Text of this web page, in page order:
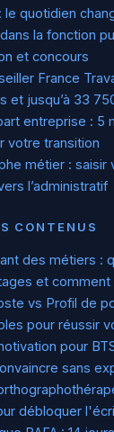
le quotidien
la fonction
et concours
France
et jusqu’à 33
entreprise : 5
votre transition
métier : saisir
l’administratif
CONTENUS
des métiers :
et comment
vs Profil de
pour réussir
pour
sans
débloquer